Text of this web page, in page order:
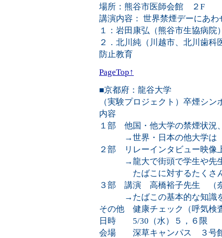
場所：熊谷市医師会館 ２F
講演内容： 世界禁煙デーにあわ
１：岩田康弘（熊谷市生協病
２．北川純（川越市、北川歯
防止教育
PageTop↑
■京都府：龍谷大学
（実験プロジェクト）卒煙シン
内容
１部 他国・他大学の禁煙状
→世界・日本の他大学は「
２部 リレーインタビュ
→龍大で街頭で学生や先生
たばこに対するたく
３部 講演 高橋裕子先生 （
→たばこの基本的な知識を
その他 健康チェック（呼気検
日時 5/30（水）５，６限
会場 深草キャンパス ３号